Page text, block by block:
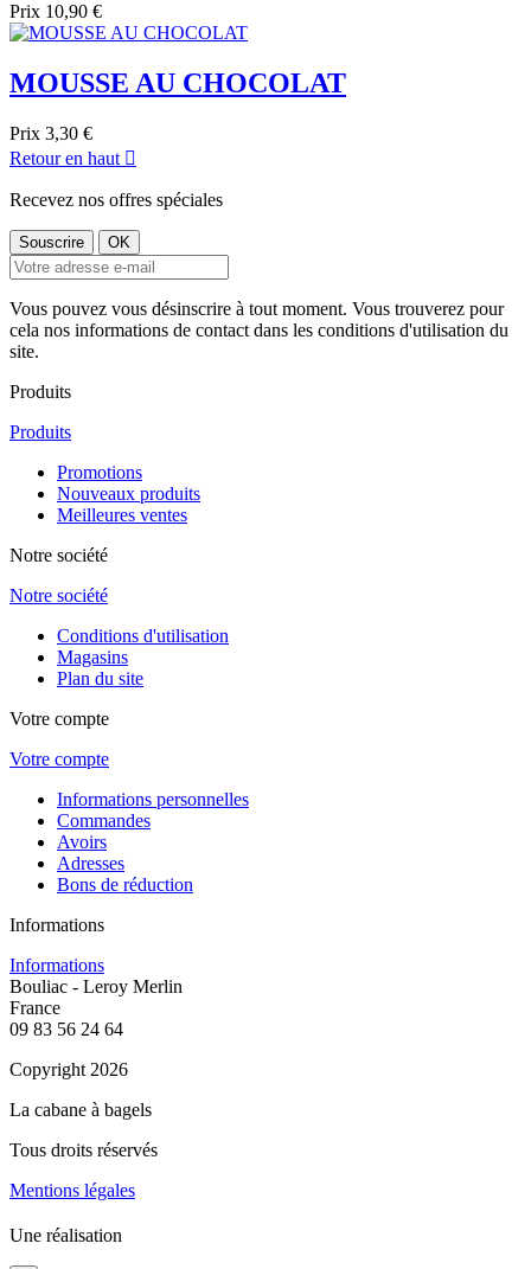
Prix 10,90 €
MOUSSE AU CHOCOLAT
Prix 3,30 €
Retour en haut 
Recevez nos offres spéciales
Vous pouvez vous désinscrire à tout moment. Vous trouverez pour
cela nos informations de contact dans les conditions d'utilisation du
site.
Produits
Produits
Promotions
Nouveaux produits
Meilleures ventes
Notre société
Notre société
Conditions d'utilisation
Magasins
Plan du site
Votre compte
Votre compte
Informations personnelles
Commandes
Avoirs
Adresses
Bons de réduction
Informations
Informations
Bouliac - Leroy Merlin
France
09 83 56 24 64
Copyright 2026
La cabane à bagels
Tous droits réservés
Mentions légales
Une réalisation